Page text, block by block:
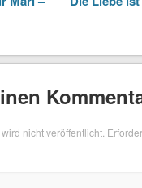
nicht veröffentlicht.